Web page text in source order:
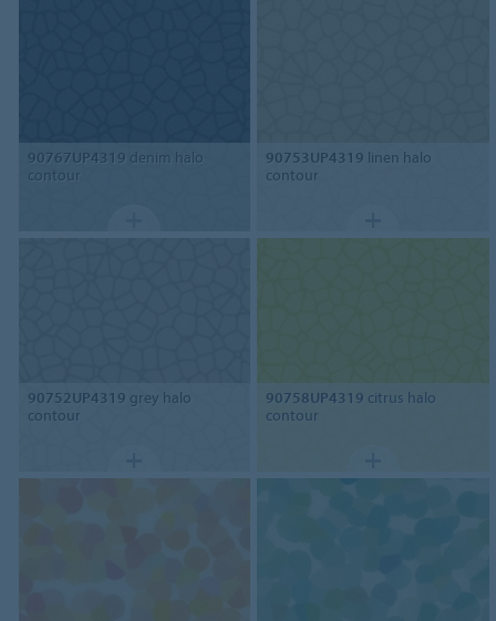
90767UP4319 denim halo
contour
90753UP4319 linen halo
contour
90752UP4319 grey halo
contour
90758UP4319 citrus halo
contour